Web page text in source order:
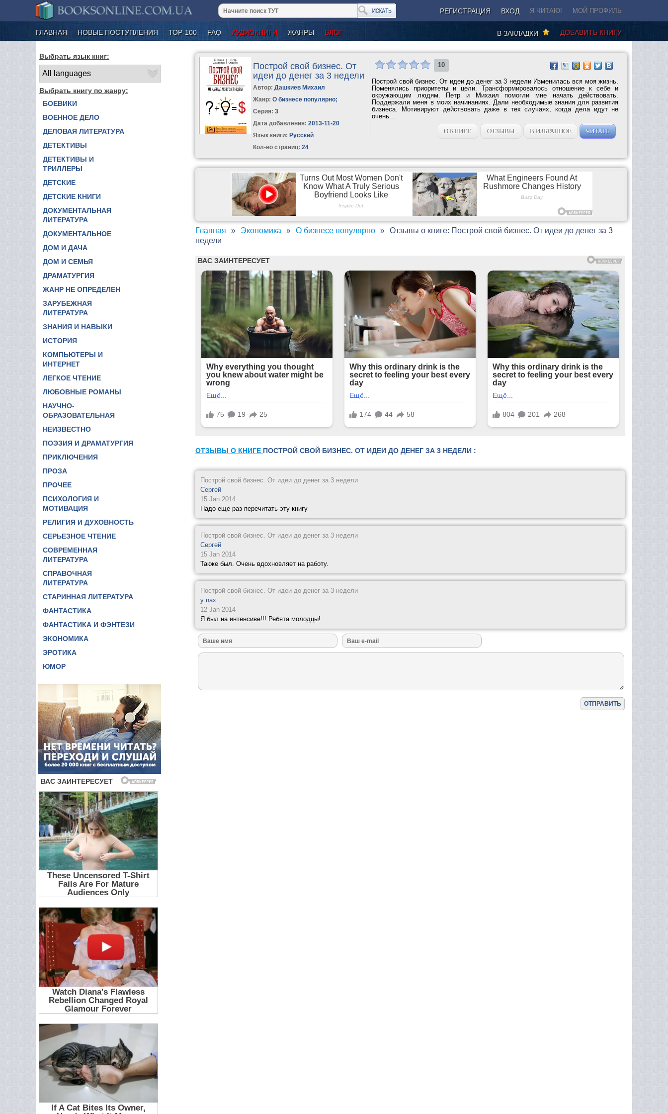
РЕГИСТРАЦИЯ ВХОД Я ЧИТАЮ! МОЙ ПРОФИЛЬ
ГЛАВНАЯ НОВЫЕ ПОСТУПЛЕНИЯ ТОР-100 FAQ АУДИОКНИГИ ЖАНРЫ БЛОГ ДОБАВИТЬ КНИГУ
В ЗАКЛАДКИ
Выбрать язык книг:
Выбрать книгу по жанру:
БОЕВИКИ
ВОЕННОЕ ДЕЛО
ДЕЛОВАЯ ЛИТЕРАТУРА
ДЕТЕКТИВЫ
ДЕТЕКТИВЫ И
ТРИЛЛЕРЫ
ДЕТСКИЕ
ДЕТСКИЕ КНИГИ
ДОКУМЕНТАЛЬНАЯ
ЛИТЕРАТУРА
ДОКУМЕНТАЛЬНОЕ
ДОМ И ДАЧА
ДОМ И СЕМЬЯ
ДРАМАТУРГИЯ
ЖАНР НЕ ОПРЕДЕЛЕН
ЗАРУБЕЖНАЯ
ЛИТЕРАТУРА
ЗНАНИЯ И НАВЫКИ
ИСТОРИЯ
КОМПЬЮТЕРЫ И
ИНТЕРНЕТ
ЛЕГКОЕ ЧТЕНИЕ
ЛЮБОВНЫЕ РОМАНЫ
НАУЧНО-
ОБРАЗОВАТЕЛЬНАЯ
НЕИЗВЕСТНО
ПОЭЗИЯ И ДРАМАТУРГИЯ
ПРИКЛЮЧЕНИЯ
ПРОЗА
ПРОЧЕЕ
ПСИХОЛОГИЯ И
МОТИВАЦИЯ
РЕЛИГИЯ И ДУХОВНОСТЬ
СЕРЬЕЗНОЕ ЧТЕНИЕ
СОВРЕМЕННАЯ
ЛИТЕРАТУРА
СПРАВОЧНАЯ
ЛИТЕРАТУРА
СТАРИННАЯ ЛИТЕРАТУРА
ФАНТАСТИКА
ФАНТАСТИКА И ФЭНТЕЗИ
ЭКОНОМИКА
ЭРОТИКА
ЮМОР
Построй свой бизнес. От
идеи до денег за 3 недели
Автор:Дашкиев Михаил
Жанр: О бизнесе популярно;
Серия:3
Дата добавления: 2013-11-20
Язык книги: Русский
Кол-во страниц: 24
10
Построй свой бизнес. От идеи до денег за 3 недели Изменилась вся моя жизнь.
Поменялись приоритеты и цели. Трансформировалось отношение к себе и
окружающим людям. Петр и Михаил помогли мне начать действовать.
Поддержали меня в моих начинаниях. Дали необходимые знания для развития
бизнеса. Мотивируют действовать даже в тех случаях, когда дела идут не
очень...
О КНИГЕ
ОТЗЫВЫ В ИЗБРАННОЕ ЧИТАТЬ
Главная Экономика О бизнесе популярно
Отзывы о книге: Построй свой бизнес. От идеи до денег за 3
недели
ОТЗЫВЫ О КНИГЕ ПОСТРОЙ СВОЙ БИЗНЕС. ОТ ИДЕИ ДО ДЕНЕГ ЗА 3 НЕДЕЛИ :
Построй свой бизнес. От идеи до денег за 3 недели
Сергей
15 Jan 2014
Надо еще раз перечитать эту книгу
Построй свой бизнес. От идеи до денег за 3 недели
Сергей
15 Jan 2014
Также был. Очень вдохновляет на работу.
Построй свой бизнес. От идеи до денег за 3 недели
y nax
12 Jan 2014
Я был на интенсиве!!! Ребята молодцы!